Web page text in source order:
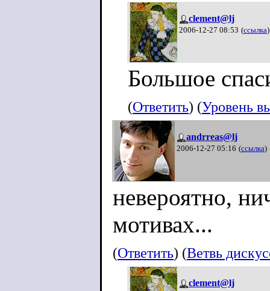
clement@lj
2006-12-27 08:53 (ссылка)
Большое
(Ответить) (Уровень
andrreas@lj
2006-12-27 05:16 (ссылка)
невероятно,
мотивах...
(Ответить) (Ветвь
clement@lj